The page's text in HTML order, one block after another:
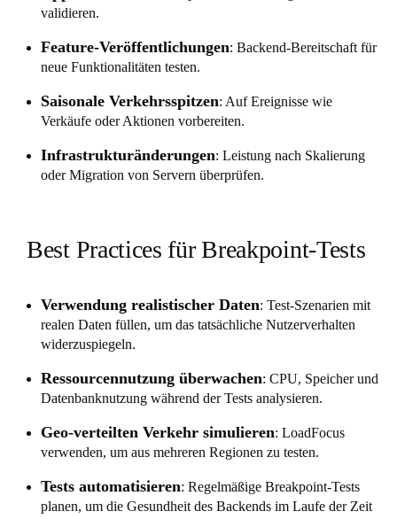
validieren.
Feature-Veröffentlichungen: Backend-Bereitschaft für
neue Funktionalitäten testen.
Saisonale Verkehrsspitzen: Auf Ereignisse wie
Verkäufe oder Aktionen vorbereiten.
Infrastrukturänderungen: Leistung nach Skalierung
oder Migration von Servern überprüfen.
Best Practices für Breakpoint-Tests
Verwendung realistischer Daten: Test-Szenarien mit
realen Daten füllen, um das tatsächliche Nutzerverhalten
widerzuspiegeln.
Ressourcennutzung überwachen: CPU, Speicher und
Datenbanknutzung während der Tests analysieren.
Geo-verteilten Verkehr simulieren: LoadFocus
verwenden, um aus mehreren Regionen zu testen.
Tests automatisieren: Regelmäßige Breakpoint-Tests
planen, um die Gesundheit des Backends im Laufe der Zeit